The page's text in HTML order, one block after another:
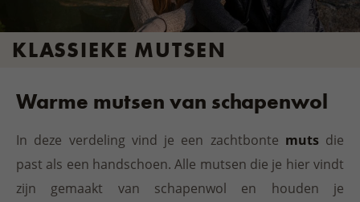
KLASSIEKE MUTSEN
Warme mutsen van schapenwol
In deze verdeling vind je een zachtbonte mutsdie
past als een handschoen. Alle mutsen die je hier vindt
zijn gemaakt van schapenwol en houden je